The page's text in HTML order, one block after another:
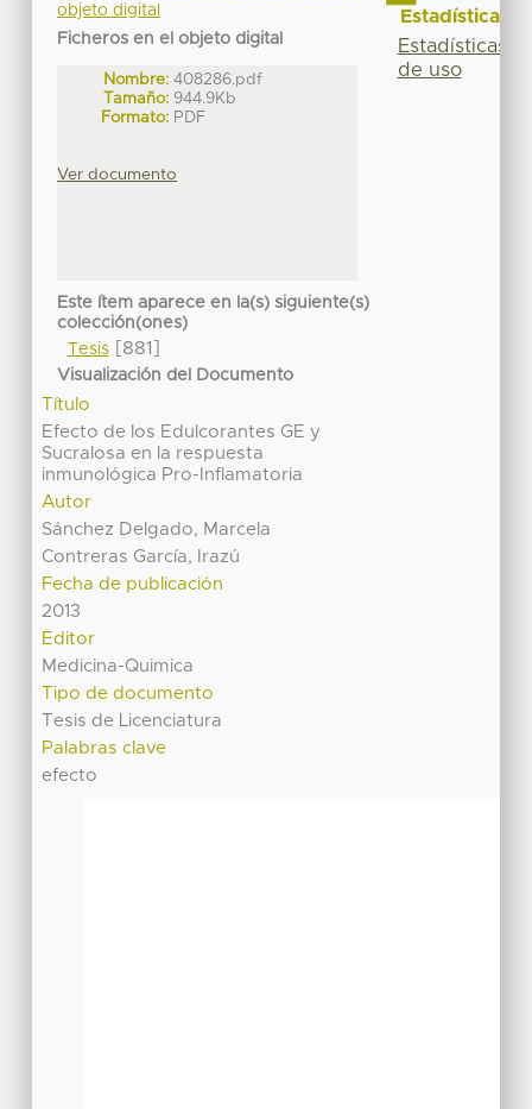
objeto digital
Ficheros en el objeto digital
Nombre: 408286.pdf
Tamaño: 944.9Kb
Formato: PDF
Ver documento
Este ítem aparece en la(s) siguiente(s)
colección(ones)
Tesis[881]
Visualización del Documento
Título
Efecto de los Edulcorantes GE y
Sucralosa en la respuesta
inmunológica Pro-Inflamatoria
Autor
Sánchez Delgado, Marcela
Contreras García, Irazú
Fecha de publicación
2013
Editor
Medicina-Quimica
Tipo de documento
Tesis de Licenciatura
Palabras clave
efecto
Estadísticas
Estadísticas
de uso